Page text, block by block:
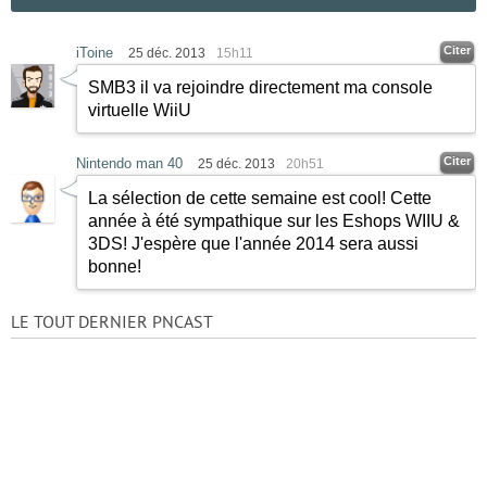
iToine 25 déc. 2013 15h11 Citer
SMB3 il va rejoindre directement ma console
virtuelle WiiU
Nintendo man 40 25 déc. 2013 20h51 Citer
La sélection de cette semaine est cool! Cette
année à été sympathique sur les Eshops WIIU &
3DS! J'espère que l'année 2014 sera aussi
bonne!
LE TOUT DERNIER PNCAST